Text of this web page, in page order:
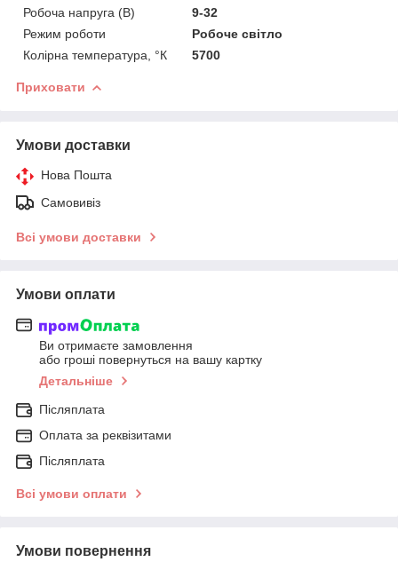
Робоча напруга (В)
9-32
Режим роботи
Робоче світло
Колірна температура, °К
5700
Приховати
Умови доставки
Нова Пошта
Самовивіз
Всі умови доставки
Умови оплати
Ви отримаєте замовлення
або гроші повернуться на вашу картку
Детальніше
Післяплата
Оплата за реквізитами
Післяплата
Всі умови оплати
Умови повернення